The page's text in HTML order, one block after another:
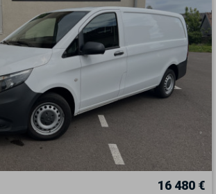
16 480 €